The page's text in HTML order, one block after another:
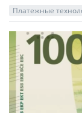
Платежные